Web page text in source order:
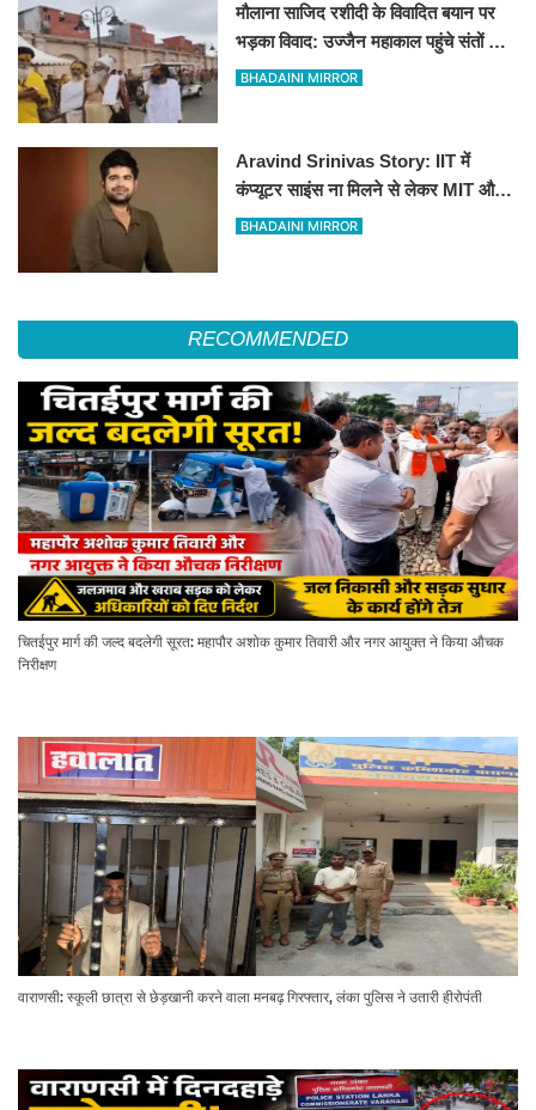
मौलाना साजिद रशीदी के विवादित बयान पर
भड़का विवाद: उज्जैन महाकाल पहुंचे संतों और
कांवड़ियों ने जताया कड़ा विरोध
BHADAINI MIRROR
Aravind Srinivas Story: IIT में
कंप्यूटर साइंस ना मिलने से लेकर MIT और
पहले स्टार्टअप में रिजेक्शन तक
BHADAINI MIRROR
RECOMMENDED
चितईपुर मार्ग की जल्द बदलेगी सूरत: महापौर अशोक कुमार तिवारी और नगर आयुक्त ने किया औचक
निरीक्षण
वाराणसी: स्कूली छात्रा से छेड़खानी करने वाला मनबढ़ गिरफ्तार, लंका पुलिस ने उतारी हीरोपंती